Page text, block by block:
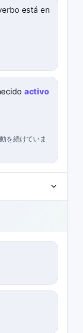
está en
activo
を続けていま